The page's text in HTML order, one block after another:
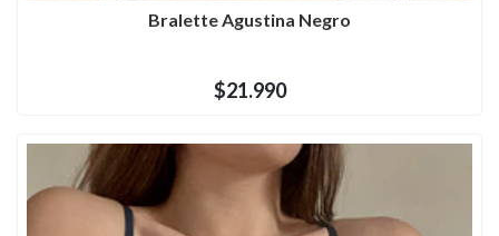
Bralette Agustina Negro
$21.990